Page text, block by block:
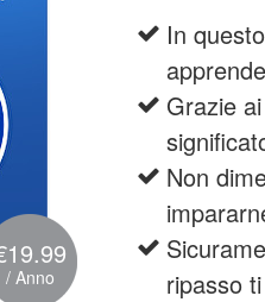
/ Anno
In
Grazie
Non
ripasso